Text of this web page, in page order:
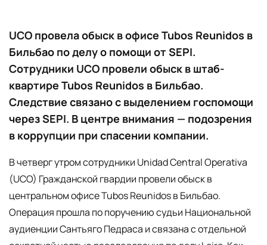
UCO провела обыск в офисе Tubos Reunidos в
Бильбао по делу о помощи от SEPI.
Сотрудники UCO провели обыск в штаб-
квартире Tubos Reunidos в Бильбао.
Следствие связано с выделением госпомощи
через SEPI. В центре внимания — подозрения
в коррупции при спасении компании.
В четверг утром сотрудники Unidad Central Operativa
(UCO) Гражданской гвардии провели обыск в
центральном офисе Tubos Reunidos в Бильбао.
Операция прошла по поручению судьи Национальной
аудиенции Сантьяго Педраса и связана с отдельной